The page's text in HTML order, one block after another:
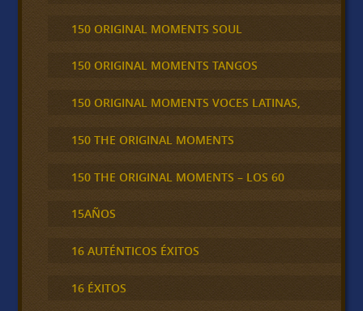
150 ORIGINAL MOMENTS SOUL
150 ORIGINAL MOMENTS TANGOS
150 ORIGINAL MOMENTS VOCES LATINAS,
150 THE ORIGINAL MOMENTS
150 THE ORIGINAL MOMENTS – LOS 60
15AÑOS
16 AUTÉNTICOS ÉXITOS
16 ÉXITOS